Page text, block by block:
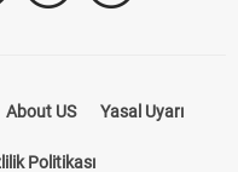
About US